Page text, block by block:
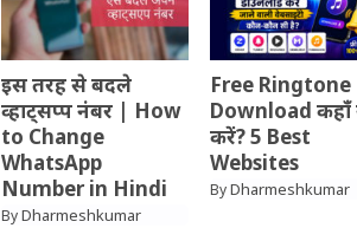
इस तरह से बदले
व्हाट्सप्प नंबर | How
to Change
WhatsApp
Number in Hindi
ByDharmeshkumar
Free Ringtone
Download
करें? 5 Best
Websites
ByDharmeshkumar